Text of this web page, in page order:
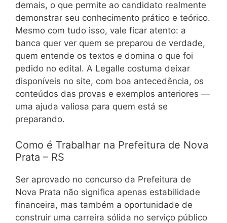
demais, o que permite ao candidato realmente
demonstrar seu conhecimento prático e teórico.
Mesmo com tudo isso, vale ficar atento: a
banca quer ver quem se preparou de verdade,
quem entende os textos e domina o que foi
pedido no edital. A Legalle costuma deixar
disponíveis no site, com boa antecedência, os
conteúdos das provas e exemplos anteriores —
uma ajuda valiosa para quem está se
preparando.
Como é Trabalhar na Prefeitura de Nova
Prata – RS
Ser aprovado no concurso da Prefeitura de
Nova Prata não significa apenas estabilidade
financeira, mas também a oportunidade de
construir uma carreira sólida no serviço público